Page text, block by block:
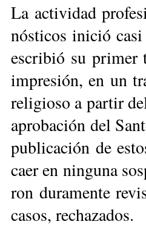
La ac­ti­vi­dad
nós­ti­cos ini­ció
es­cri­bió su pri­mer
im­pre­sión, en un
re­li­gio­so a par­tir
apro­ba­ción del
pu­bli­ca­ción de
caer en nin­gu­na
ron du­ra­men­te
ca­sos, re­cha­za­dos.